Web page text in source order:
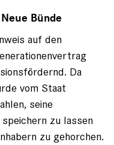
Bünde
auf den
Da
vom Staat
seine
zu lassen
zu gehorchen.